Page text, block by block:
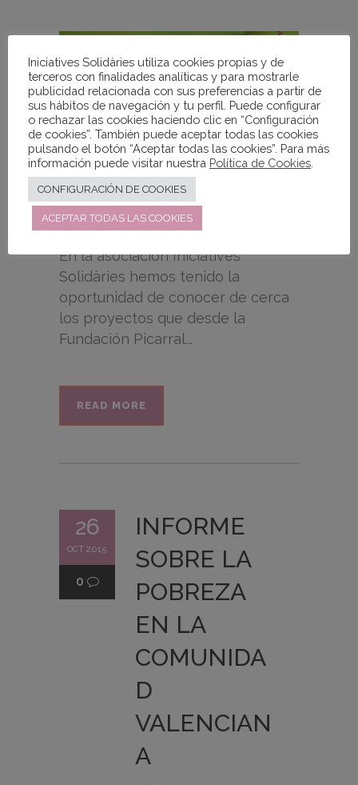
En la asociación Iniciatives
Solidàries hemos tenido la
oportunidad de conocer de cerca
los proyectos que desde la
Fundación Picarral...
READ MORE
26
OCT 2015
0
INFORME
SOBRE LA
POBREZA
EN LA
COMUNIDA
D
VALENCIAN
A
Iniciatives Solidàries utiliza cookies propias y de
terceros con finalidades analíticas y para mostrarle
publicidad relacionada con sus preferencias a partir de
sus hábitos de navegación y tu perfil. Puede configurar
o rechazar las cookies haciendo clic en “Configuración
de cookies”. También puede aceptar todas las cookies
pulsando el botón “Aceptar todas las cookies”. Para más
información puede visitar nuestra Política de Cookies
CONFIGURACIÓN DE COOKIES
ACEPTAR TODAS LAS COOKIES